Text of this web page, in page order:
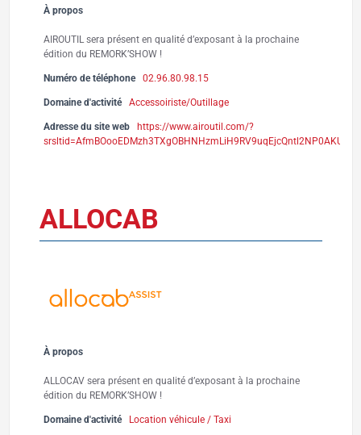
À propos
AIROUTIL sera présent en qualité d’exposant à la prochaine
édition du REMORK’SHOW !
Numéro de téléphone 02.96.80.98.15
Domaine d'activité Accessoiriste/Outillage
Adresse du site web
https://www.airoutil.com/?
ALLOCAB
À propos
ALLOCAV sera présent en qualité d’exposant à la prochaine
édition du REMORK’SHOW !
Domaine d'activité Location véhicule / Taxi